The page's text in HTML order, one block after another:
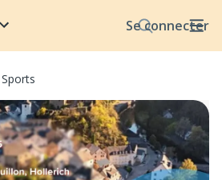
Se connecter
Sports